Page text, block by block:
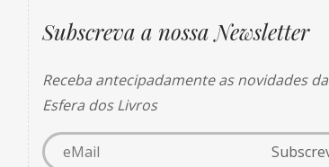
Subscreva a nossa Newsletter
Receba antecipadamente as novidades da
Esfera dos Livros